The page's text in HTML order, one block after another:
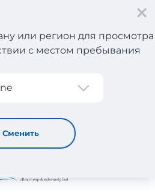
или регион для просмотра
с местом пребывания
Сменить